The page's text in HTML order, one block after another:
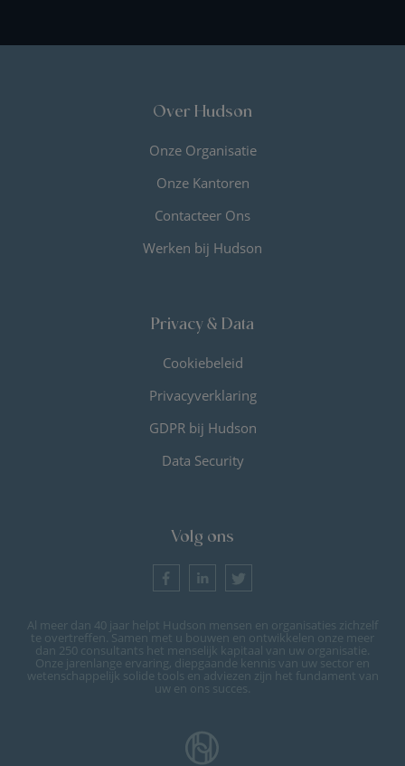
Over Hudson
Onze Organisatie
Onze Kantoren
Contacteer Ons
Werken bij Hudson
Privacy & Data
Cookiebeleid
Privacyverklaring
GDPR bij Hudson
Data Security
Volg ons
Al meer dan 40 jaar helpt Hudson mensen en organisaties zichzelf
te overtreffen. Samen met u bouwen en ontwikkelen onze meer
dan 250 consultants het menselijk kapitaal van uw organisatie.
Onze jarenlange ervaring, diepgaande kennis van uw sector en
wetenschappelijk solide tools en adviezen zijn het fundament van
uw en ons succes.